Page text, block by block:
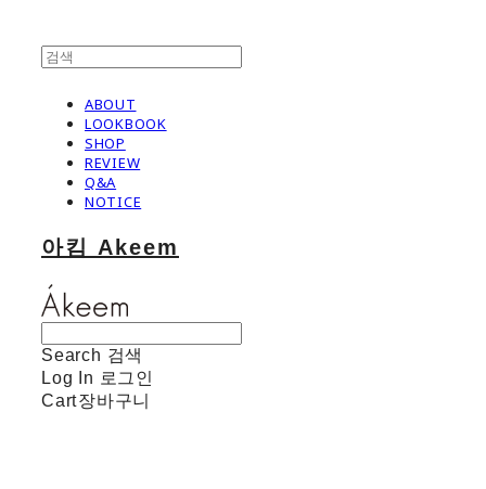
ABOUT
LOOKBOOK
SHOP
REVIEW
Q&A
NOTICE
아킴 Akeem
Search 검색
Log In 로그인
Cart장바구니